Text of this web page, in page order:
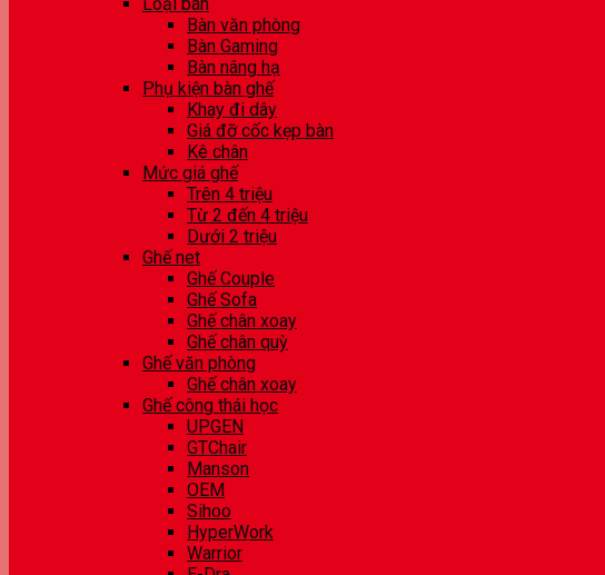
Bàn văn phòng
Bàn Gaming
Bàn nâng hạ
Phụ kiện bàn ghế
Khay đi dây
Giá đỡ cốc kẹp bàn
Kê chân
Mức giá ghế
Trên 4 triệu
Từ 2 đến 4 triệu
Dưới 2 triệu
Ghế net
Ghế Couple
Ghế Sofa
Ghế chân xoay
Ghế chân quỳ
Ghế văn phòng
Ghế chân xoay
Ghế công thái học
UPGEN
GTChair
Manson
OEM
Sihoo
HyperWork
Warrior